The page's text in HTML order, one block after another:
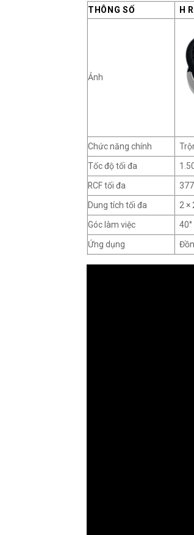
THÔNG SỐ H
Ảnh
Chức năng chính
Tốc độ tối đa
RCF tối đa
Dung tích tối đa
2 ×
Góc làm việc
40°
Ứng dụng